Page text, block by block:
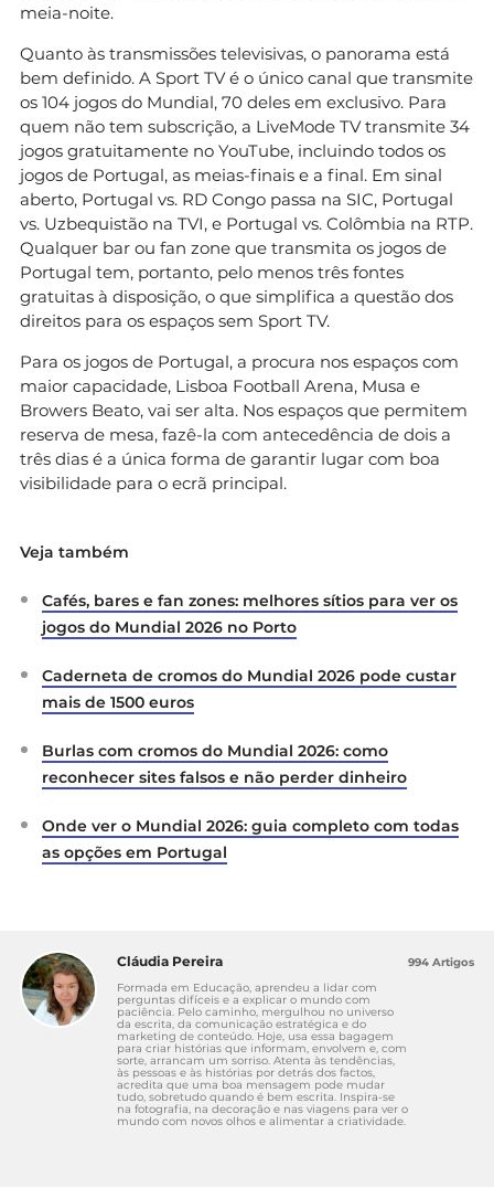
meia-noite.
Quanto às transmissões televisivas, o panorama está
bem definido. A Sport TV é o único canal que transmite
os 104 jogos do Mundial, 70 deles em exclusivo. Para
quem não tem subscrição, a LiveMode TV transmite 34
jogos gratuitamente no YouTube, incluindo todos os
jogos de Portugal, as meias-finais e a final. Em sinal
aberto, Portugal vs. RD Congo passa na SIC, Portugal
vs. Uzbequistão na TVI, e Portugal vs. Colômbia na RTP.
Qualquer bar ou fan zone que transmita os jogos de
Portugal tem, portanto, pelo menos três fontes
gratuitas à disposição, o que simplifica a questão dos
direitos para os espaços sem Sport TV.
Para os jogos de Portugal, a procura nos espaços com
maior capacidade, Lisboa Football Arena, Musa e
Browers Beato, vai ser alta. Nos espaços que permitem
reserva de mesa, fazê-la com antecedência de dois a
três dias é a única forma de garantir lugar com boa
visibilidade para o ecrã principal.
Veja também
Cafés, bares e fan zones: melhores sítios para ver os
jogos do Mundial 2026 no Porto
Caderneta de cromos do Mundial 2026 pode custar
mais de 1500 euros
Burlas com cromos do Mundial 2026: como
reconhecer sites falsos e não perder dinheiro
Onde ver o Mundial 2026: guia completo com todas
as opções em Portugal
Cláudia Pereira
Formada em Educação, aprendeu a lidar com
perguntas difíceis e a explicar o mundo com
paciência. Pelo caminho, mergulhou no universo
da escrita, da comunicação estratégica e do
marketing de conteúdo. Hoje, usa essa bagagem
para criar histórias que informam, envolvem e, com
sorte, arrancam um sorriso. Atenta às tendências,
às pessoas e às histórias por detrás dos factos,
acredita que uma boa mensagem pode mudar
tudo, sobretudo quando é bem escrita. Inspira-se
na fotografia, na decoração e nas viagens para ver o
mundo com novos olhos e alimentar a criatividade.
994 Artigos